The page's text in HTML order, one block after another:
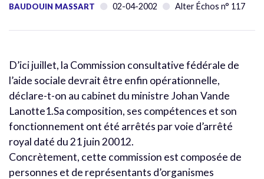
BAUDOUIN MASSART 02-04-2002 Alter Échos n° 117
D’ici juillet, la Commission consultative fédérale de
l’aide sociale devrait être enfin opérationnelle,
déclare-t-on au cabinet du ministre Johan Vande
Lanotte1.Sa composition, ses compétences et son
fonctionnement ont été arrêtés par voie d’arrêté
royal daté du 21 juin 20012.
Concrètement, cette commission est composée de
personnes et de représentants d’organismes